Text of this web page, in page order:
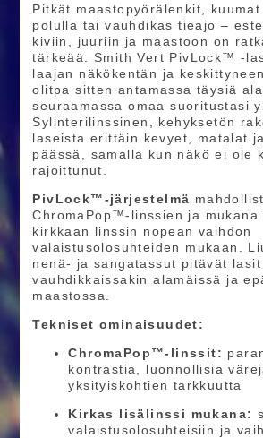
Pitkät maastopyörälenkit,
polulla tai vauhdikas tieajo –
kiviin, juuriin ja maastoon on
tärkeää. Smith Vert PivLock™ -
laajan näkökentän ja
olitpa sitten antamassa täysiä
seuraamassa omaa suoritustasi
Sylinterilinssinen, kehyksetön
laseista erittäin kevyet, matalat
päässä, samalla kun näkö ei ole
rajoittunut.
PivLock™-järjestelmä
ChromaPop™-linssien ja mukana
kirkkaan linssin nopean vaihdon
valaistusolosuhteiden mukaan.
nenä- ja sangatassut pitävät
vauhdikkaissakin alamäissä ja
maastossa.
Tekniset ominaisuudet:
ChromaPop™-linssit:
kontrastia, luonnollisia
yksityiskohtien tarkkuutta
Kirkas lisälinssi mukana:
valaistusolosuhteisiin ja